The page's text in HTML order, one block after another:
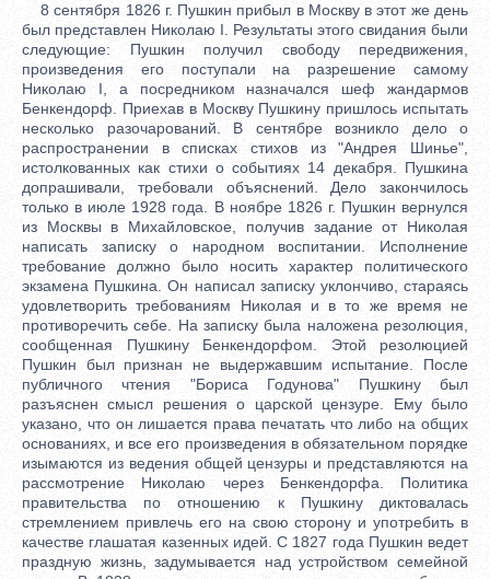
8 сентября 1826 г. Пушкин прибыл в Москву в этот же день
был представлен Николаю I. Результаты этого свидания были
следующие: Пушкин получил свободу передвижения,
произведения его поступали на разрешение самому
Николаю I, а посредником назначался шеф жандармов
Бенкендорф. Приехав в Москву Пушкину пришлось испытать
несколько разочарований. В сентябре возникло дело о
распространении в списках стихов из "Андрея Шинье",
истолкованных как стихи о событиях 14 декабря. Пушкина
допрашивали, требовали объяснений. Дело закончилось
только в июле 1928 года. В ноябре 1826 г. Пушкин вернулся
из Москвы в Михайловское, получив задание от Николая
написать записку о народном воспитании. Исполнение
требование должно было носить характер политического
экзамена Пушкина. Он написал записку уклончиво, стараясь
удовлетворить требованиям Николая и в то же время не
противоречить себе. На записку была наложена резолюция,
сообщенная Пушкину Бенкендорфом. Этой резолюцией
Пушкин был признан не выдержавшим испытание. После
публичного чтения "Бориса Годунова" Пушкину был
разъяснен смысл решения о царской цензуре. Ему было
указано, что он лишается права печатать что либо на общих
основаниях, и все его произведения в обязательном порядке
изымаются из ведения общей цензуры и представляются на
рассмотрение Николаю через Бенкендорфа. Политика
правительства по отношению к Пушкину диктовалась
стремлением привлечь его на свою сторону и употребить в
качестве глашатая казенных идей. С 1827 года Пушкин ведет
праздную жизнь, задумывается над устройством семейной